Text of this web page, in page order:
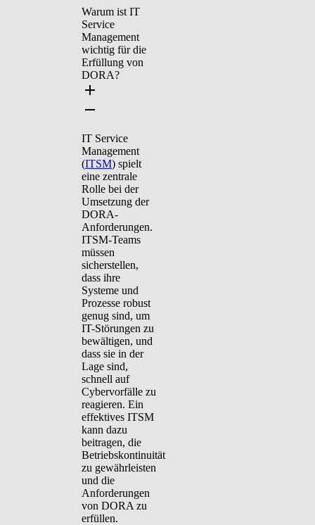
Warum ist IT
Service
Management
wichtig für die
Erfüllung von
DORA?
IT Service
Management
(ITSM) spielt
eine zentrale
Rolle bei der
Umsetzung der
DORA-
Anforderungen.
ITSM-Teams
müssen
sicherstellen,
dass ihre
Systeme und
Prozesse robust
genug sind, um
IT-Störungen zu
bewältigen, und
dass sie in der
Lage sind,
schnell auf
Cybervorfälle zu
reagieren. Ein
effektives ITSM
kann dazu
beitragen, die
Betriebskontinuität
zu gewährleisten
und die
Anforderungen
von DORA zu
erfüllen.